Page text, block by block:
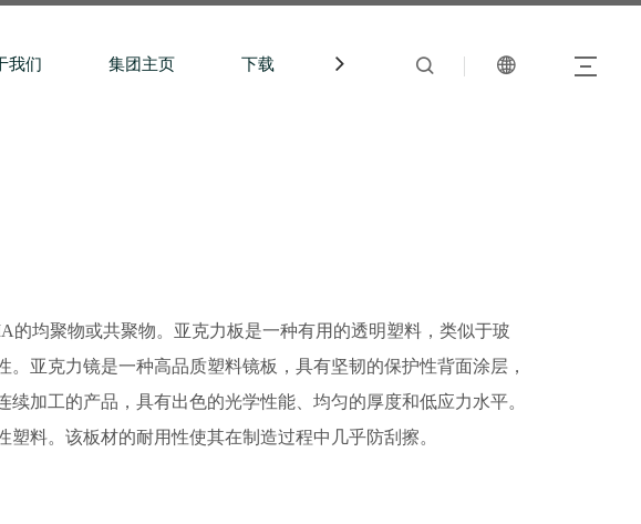
我们 集团主页 下载 中文站
的均聚物或共聚物。亚克力板是一种有用的透明塑料，类似于玻
亚克力镜是一种高品质塑料镜板，具有坚韧的保护性背面涂层，
加工的产品，具有出色的光学性能、均匀的厚度和低应力水平。
料。该板材的耐用性使其在制造过程中几乎防刮擦。